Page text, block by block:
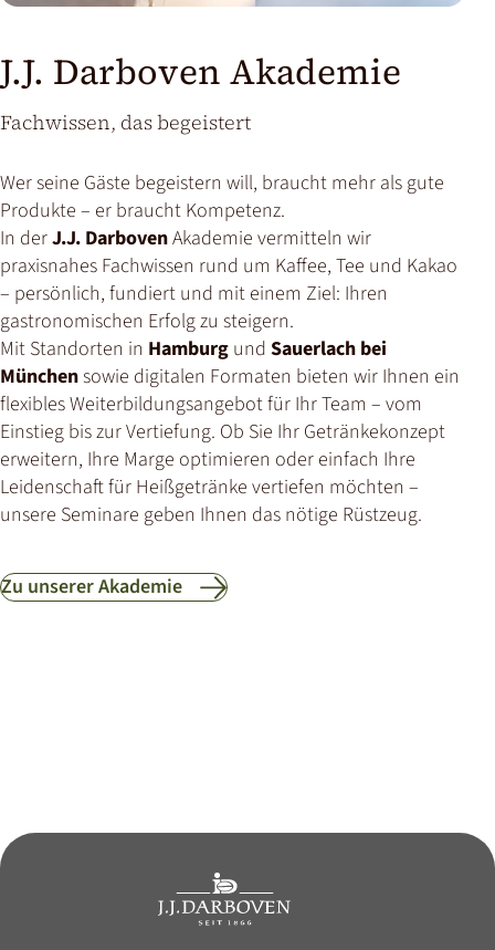
J.J. Darboven Akademie
Fachwissen, das begeistert
Wer seine Gäste begeistern will, braucht mehr als gute
Produkte – er braucht Kompetenz.
In derJ.J. DarbovenAkademie vermitteln wir
praxisnahes Fachwissen rund um Kaffee, Tee und Kakao
– persönlich, fundiert und mit einem Ziel: Ihren
gastronomischen Erfolg zu steigern.
Mit Standorten in Hamburg und Sauerlach bei
Münchensowie digitalen Formaten bieten wir Ihnen ein
flexibles Weiterbildungsangebot für Ihr Team – vom
Einstieg bis zur Vertiefung. Ob Sie Ihr Getränkekonzept
erweitern, Ihre Marge optimieren oder einfach Ihre
Leidenschaft für Heißgetränke vertiefen möchten –
unsere Seminare geben Ihnen das nötige Rüstzeug.
Zu unserer Akademie